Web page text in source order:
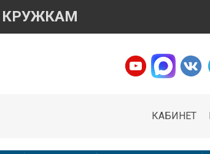
КАБИНЕТ
×
товара